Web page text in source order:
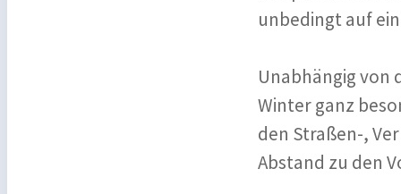
unbedingt auf
Unabhängig von
Winter ganz
den Straßen-,
Abstand zu den